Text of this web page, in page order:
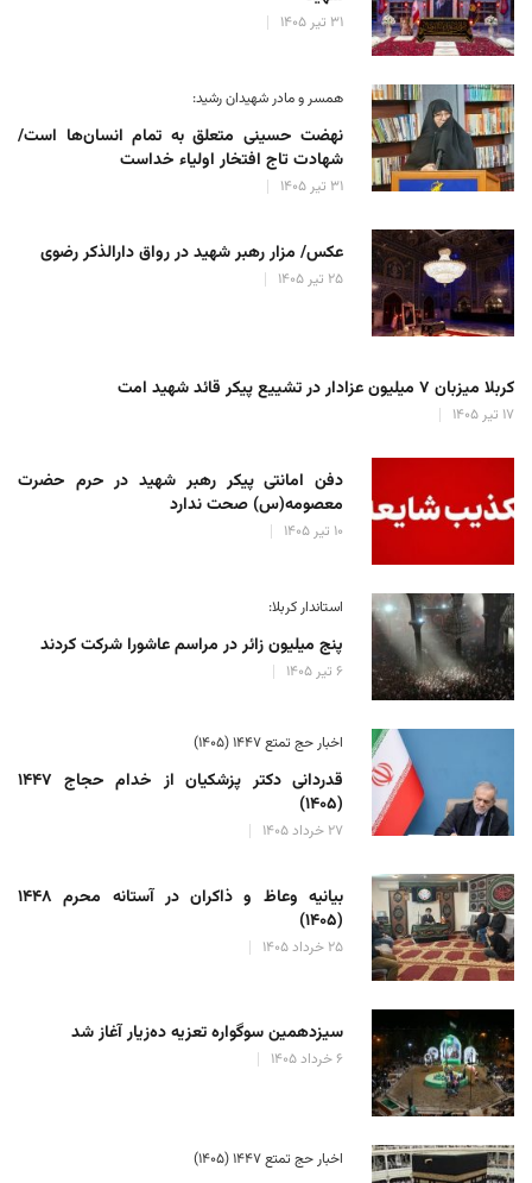
۳۱ تیر ۱۴۰۵
همسر و مادر شهیدان رشید:
نهضت حسینی متعلق به تمام انسان‌ها است/
شهادت تاج افتخار اولیاء خداست
۳۱ تیر ۱۴۰۵
عکس/ مزار رهبر شهید در رواق دارالذکر رضوی
۲۵ تیر ۱۴۰۵
کربلا میزبان ۷ میلیون عزادار در تشییع پیکر قائد شهید امت
۱۷ تیر ۱۴۰۵
دفن امانتی پیکر رهبر شهید در حرم حضرت
معصومه(س) صحت ندارد
۱۰ تیر ۱۴۰۵
استاندار کربلا:
پنج میلیون زائر در مراسم عاشورا شرکت کردند
۶ تیر ۱۴۰۵
اخبار حج تمتع ۱۴۴۷ (۱۴۰۵)
قدردانی دکتر پزشکیان از خدام حجاج ۱۴۴۷
(۱۴۰۵)
۲۷ خرداد ۱۴۰۵
بیانیه وعاظ و ذاکران در آستانه محرم ۱۴۴۸
(۱۴۰۵)
۲۵ خرداد ۱۴۰۵
سیزدهمین سوگواره تعزیه ده‌زیار آغاز شد
۶ خرداد ۱۴۰۵
اخبار حج تمتع ۱۴۴۷ (۱۴۰۵)